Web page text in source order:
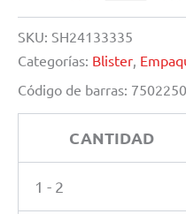
SKU: SH24133335
Categorías: Blister
Código de barras:
CANTIDAD
1 - 2